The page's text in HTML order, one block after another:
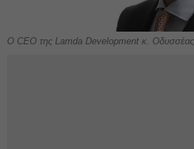
O CEO της Lamda Development κ.